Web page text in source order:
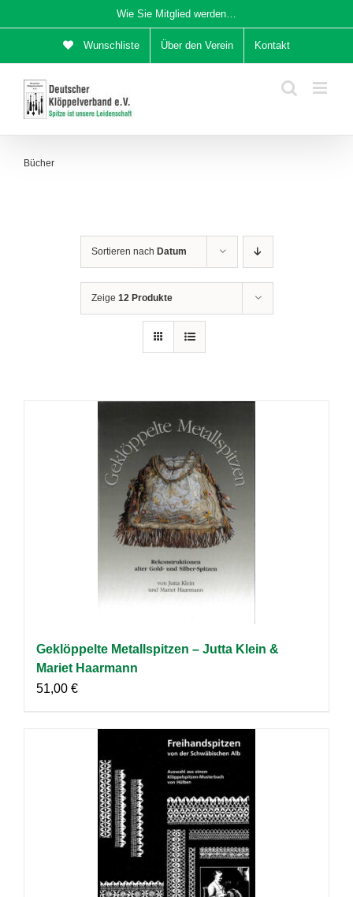
Inhalt
Wie Sie Mitglied werden…
Wunschliste Über den Verein Kontakt
Bücher
Sortieren nach Datum
Zeige 12 Produkte
Geklöppelte Metallspitzen – Jutta Klein &
Mariet Haarmann
51,00 €